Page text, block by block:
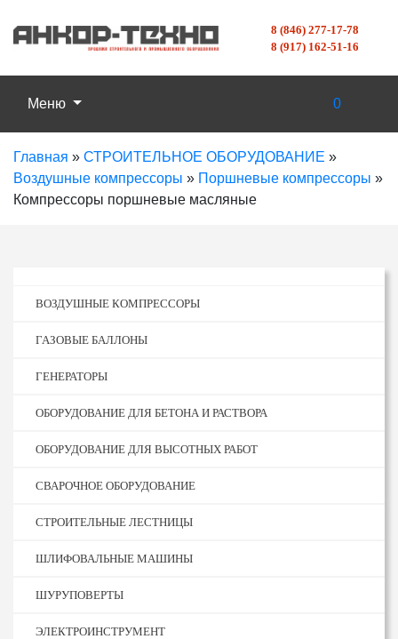
8 (846) 277-17-78
8 (917) 162-51-16
Меню 0
Главная » СТРОИТЕЛЬНОЕ ОБОРУДОВАНИЕ »
Воздушные компрессоры » Поршневые компрессоры »
Компрессоры поршневые масляные
ВОЗДУШНЫЕ КОМПРЕССОРЫ
ГАЗОВЫЕ БАЛЛОНЫ
ГЕНЕРАТОРЫ
ОБОРУДОВАНИЕ ДЛЯ БЕТОНА И РАСТВОРА
ОБОРУДОВАНИЕ ДЛЯ ВЫСОТНЫХ РАБОТ
СВАРОЧНОЕ ОБОРУДОВАНИЕ
СТРОИТЕЛЬНЫЕ ЛЕСТНИЦЫ
ШЛИФОВАЛЬНЫЕ МАШИНЫ
ШУРУПОВЕРТЫ
ЭЛЕКТРОИНСТРУМЕНТ